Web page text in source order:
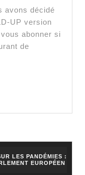
Format
:
Laurent
UP version
abonner si
de
LES PANDÉMIES :
EUROPÉEN